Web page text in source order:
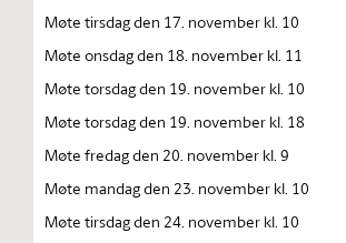
Møte tirsdag den 17. november kl. 10
Møte onsdag den 18. november kl. 11
Møte torsdag den 19. november kl. 10
Møte torsdag den 19. november kl. 18
Møte fredag den 20. november kl. 9
Møte mandag den 23. november kl. 10
Møte tirsdag den 24. november kl. 10